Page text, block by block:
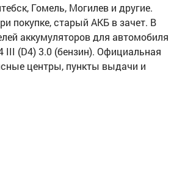
Гомель, Могилев и другие.
покупке, старый АКБ в зачет. В
аккумуляторов для автомобиля
III (D4) 3.0 (бензин). Официальная
центры, пункты выдачи и